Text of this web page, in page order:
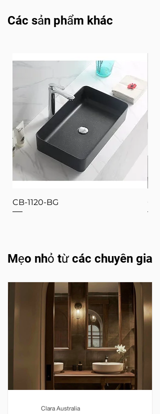
Các sản phẩm khác
CB-1120-BG
Mẹo nhỏ từ các chuyên gia
Clara Australia